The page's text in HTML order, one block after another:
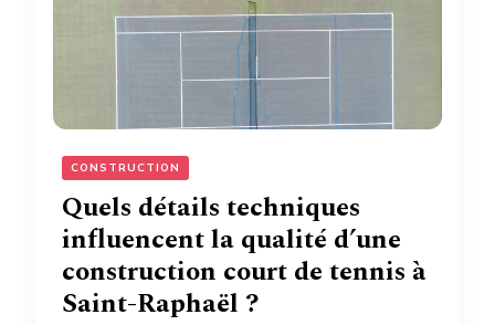
CONSTRUCTION
Quels détails techniques
influencent la qualité d’une
construction court de tennis à
Saint-Raphaël ?